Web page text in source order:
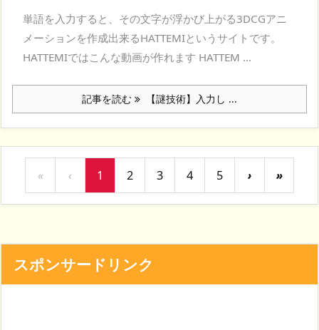
単語を入力すると、その文字が浮かび上がる3DCGアニ
メーションを作成出来るHATTEMIというサイトです。
HATTEMIではこんな動画が作れます HATTEM ...
記事を読む 【謎技術】入力し ...
« ‹ 1 2 3 4 5 › »
スポンサードリンク